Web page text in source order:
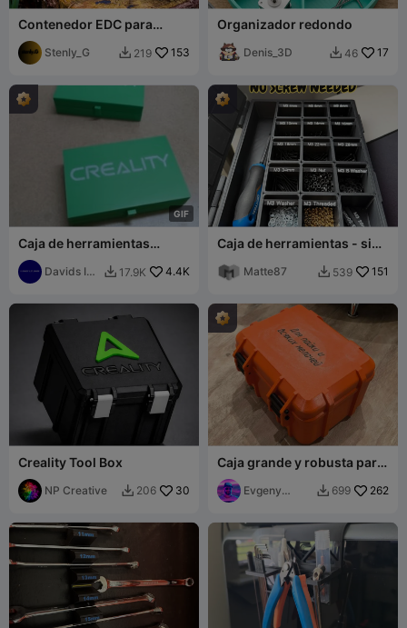
Contenedor EDC para
exteriores - Encaje a
presiónStenly_G  219 153
Organizador redondo
Denis_3D  46 17
GIF
Caja de herramientas
Creality: Impresión en el
lugarDavids IT
 17.9K 4.4K
Caja de herramientas - sin
Matte87  539 151
Creality Tool Box
NP Creative  206 30
Caja grande y robusta para
K2 PLUS
Evgeny
 699 262